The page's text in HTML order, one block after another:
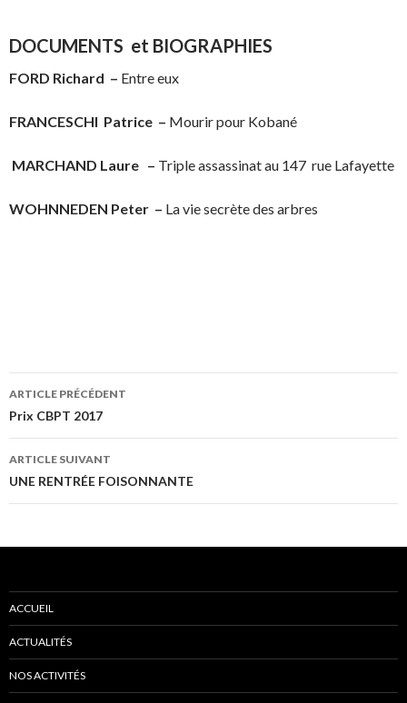
DOCUMENTS et BIOGRAPHIES
FORD Richard – Entre eux
FRANCESCHI Patrice – Mourir pour Kobané
MARCHAND Laure – Triple assassinat au 147 rue Lafayette
WOHNNEDEN Peter – La vie secrète des arbres
Navigation
des
articles
ARTICLE PRÉCÉDENT
Prix CBPT 2017
ARTICLE SUIVANT
UNE RENTRÉE FOISONNANTE
ACCUEIL
ACTUALITÉS
NOS ACTIVITÉS